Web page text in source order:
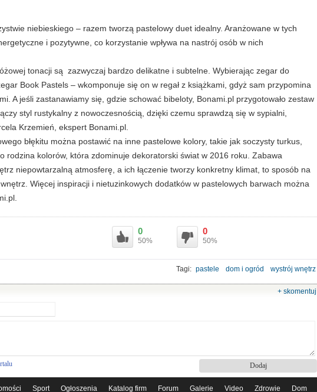
niebieskiego – razem tworzą pastelowy duet idealny. Aranżowane w tych
i pozytywne, co korzystanie wpływa na nastrój osób w nich
tonacji są zazwyczaj bardzo delikatne i subtelne. Wybierając zegar do
Book Pastels – wkomponuje się on w regał z książkami, gdyż sam przypomina
A jeśli zastanawiamy się, gdzie schować bibeloty, Bonami.pl przygotowało zestaw
styl rustykalny z nowoczesnością, dzięki czemu sprawdzą się w sypialni,
Krzemień, ekspert Bonami.pl.
błękitu można postawić na inne pastelowe kolory, takie jak soczysty turkus,
rodzina kolorów, która zdominuje dekoratorski świat w 2016 roku. Zabawa
niepowtarzalną atmosferę, a ich łączenie tworzy konkretny klimat, to sposób na
Więcej inspiracji i nietuzinkowych dodatków w pastelowych barwach można
0
50%
0
50%
Tagi: pastele dom i ogród wystrój wnętrz
+ skomentuj
Sport Ogłoszenia Katalog firm Forum Galerie Video Zdrowie Dom